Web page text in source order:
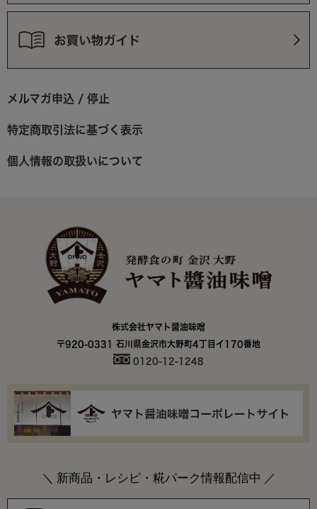
メルマガ申込 / 停止
特定商取引法に基づく表示
個人情報の取扱いについて
株式会社ヤマト醤油味噌
〒920-0331 石川県金沢市大野町4丁目イ170番地
0120-12-1248
＼ 新商品・レシピ・糀パーク情報配信中 ／